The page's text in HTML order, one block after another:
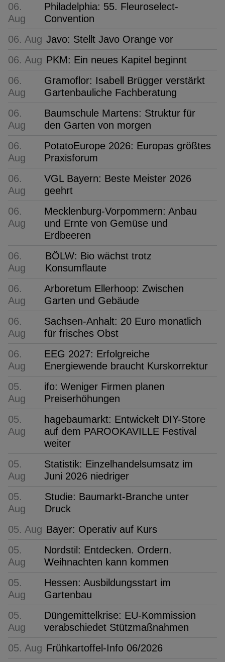
06.
Aug
Philadelphia: 55. Fleuroselect-
Convention
06. Aug Javo: Stellt Javo Orange vor
06. Aug PKM: Ein neues Kapitel beginnt
06.
Aug
Gramoflor: Isabell Brügger verstärkt
Gartenbauliche Fachberatung
06.
Aug
Baumschule Martens: Struktur für
den Garten von morgen
06.
Aug
PotatoEurope 2026: Europas größtes
Praxisforum
06.
Aug
VGL Bayern: Beste Meister 2026
geehrt
06.
Aug
Mecklenburg-Vorpommern: Anbau
und Ernte von Gemüse und
Erdbeeren
06.
Aug
BÖLW: Bio wächst trotz
Konsumflaute
06.
Aug
Arboretum Ellerhoop: Zwischen
Garten und Gebäude
06.
Aug
Sachsen-Anhalt: 20 Euro monatlich
für frisches Obst
06.
Aug
EEG 2027: Erfolgreiche
Energiewende braucht Kurskorrektur
05.
Aug
ifo: Weniger Firmen planen
Preiserhöhungen
05.
Aug
hagebaumarkt: Entwickelt DIY-Store
auf dem PAROOKAVILLE Festival
weiter
05.
Aug
Statistik: Einzelhandelsumsatz im
Juni 2026 niedriger
05.
Aug
Studie: Baumarkt-Branche unter
Druck
05. Aug Bayer: Operativ auf Kurs
05.
Aug
Nordstil: Entdecken. Ordern.
Weihnachten kann kommen
05.
Aug
Hessen: Ausbildungsstart im
Gartenbau
05.
Aug
Düngemittelkrise: EU-Kommission
verabschiedet Stützmaßnahmen
05. Aug Frühkartoffel-Info 06/2026